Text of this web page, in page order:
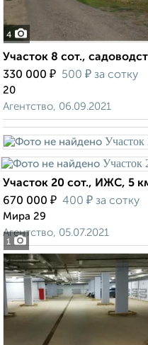
4
Участок 8 сот.,
330 000 ₽ 500 ₽ за сотку
20
Агентство, 06.09.2021
1
Участок 20 сот., ИЖС, 5
670 000 ₽ 400 ₽ за сотку
Мира 29
Агентство, 05.07.2021